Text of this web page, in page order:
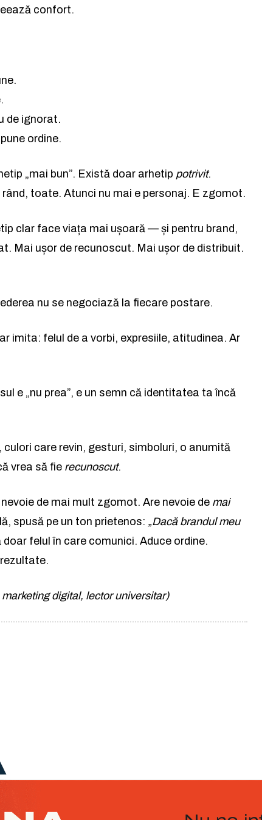
confort.
de ignorat.
ordine.
„mai bun”. Există doar arhetip potrivit.
toate. Atunci nu mai e personaj. E zgomot.
clar face viața mai ușoară — și pentru brand,
Mai ușor de recunoscut. Mai ușor de distribuit.
nu se negociază la fiecare postare.
imita: felul de a vorbi, expresiile, atitudinea. Ar
e „nu prea”, e un semn că identitatea ta încă
care revin, gesturi, simboluri, o anumită
vrea să fie recunoscut.
de mai mult zgomot. Are nevoie de mai
spusă pe un ton prietenos: „Dacă brandul meu
doar felul în care comunici. Aduce ordine.
digital, lector universitar)